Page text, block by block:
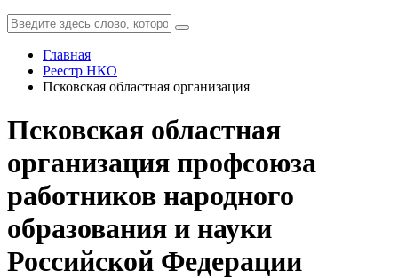
Главная
Реестр НКО
Псковская областная организация
Псковская областная
организация профсоюза
работников народного
образования и науки
Российской Федерации